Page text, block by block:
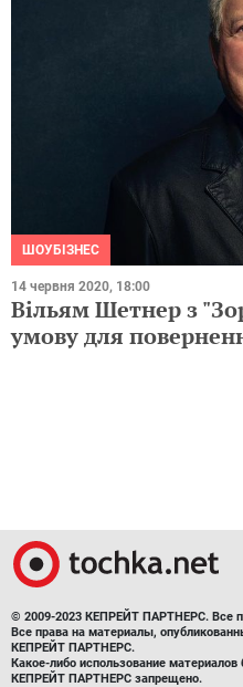
ШОУБІЗНЕС
14 червня 2020, 18:00
Вільям Шетнер з
умову для
© 2009-2023 КЕПРЕЙТ ПАРТНЕРС. Все
Все права на материалы,
КЕПРЕЙТ ПАРТНЕРС.
Какое-либо использование
КЕПРЕЙТ ПАРТНЕРС запрещено.